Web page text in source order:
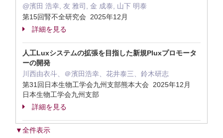
@濱田 浩幸, 友 雅司, 金 成泰, 山下 明泰
第15回腎不全研究会 2025年12月
詳細を見る
人工Luxシステムの拡張を目指した新規Pluxプロモータ
ーの開発
川西由衣斗、＠濱田浩幸、花井泰三、鈴木研志
第31回日本生物工学会九州支部熊本大会 2025年12月
日本生物工学会九州支部
詳細を見る
▼全件表示